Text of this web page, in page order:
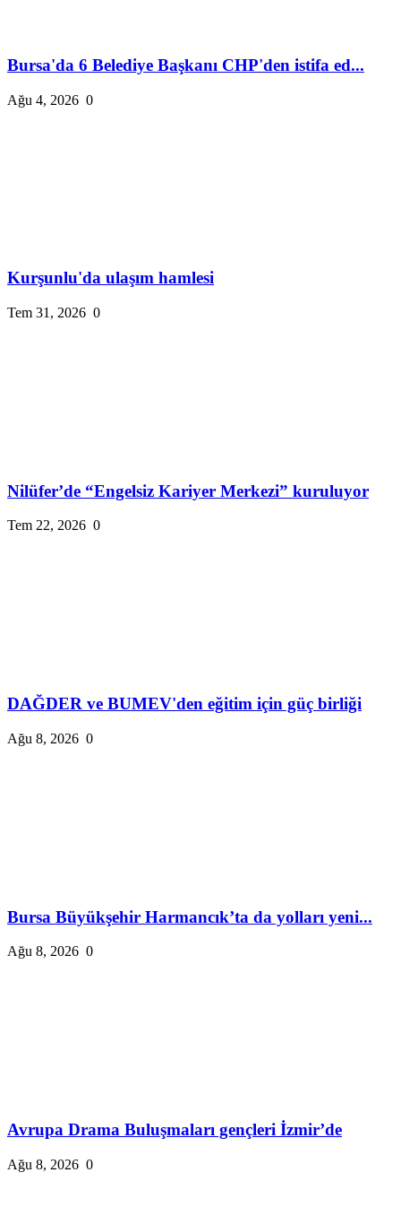
Bursa'da 6 Belediye Başkanı CHP'den istifa ed...
Ağu 4, 2026 0
Kurşunlu'da ulaşım hamlesi
Tem 31, 2026 0
Nilüfer’de “Engelsiz Kariyer Merkezi” kuruluyor
Tem 22, 2026 0
DAĞDER ve BUMEV'den eğitim için güç birliği
Ağu 8, 2026 0
Bursa Büyükşehir Harmancık’ta da yolları yeni...
Ağu 8, 2026 0
Avrupa Drama Buluşmaları gençleri İzmir’de
Ağu 8, 2026 0